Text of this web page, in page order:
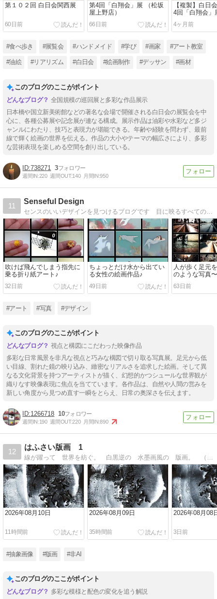
第１０２回 白日会関西展
60日前
第4回「白翔会」展 （松坂
屋上野店）
66日前
【複製】白日
4回「白翔会」
4ヶ月前
#食べ歩き #展覧会 #ハンドメイド #学び #画家 #アート教室
#油絵 #リアリズム #白日会 #絵画制作 #デッサン #画材
このブログのここがポイント
全国規模の巡回展と多彩な作品展示
日本橋や国立新美術館などの著名な会場で開催される白日会の展覧会を中
心に、各種公募展や記念展が連なる構成。展示作品は油彩や水彩など多ジ
ャンルにわたり、技巧と表現力が堪能できる。年齢や経験を問わず、最前
線で輝く絵画の世界を伝える。作品の大小やテーマの幅広さにより、多彩
な芸術表現を楽しめる空間を創り出している。
738271 3
週間IN:220 週間OUT:140 月間IN:950
11
Senseful Design
センスのいいデザインを見つけるブログです 目に映るすべてのものが素敵で楽しく、心躍るような毎日を送りたいあなたに！
吹けば飛んでしまう指先に
乗る折り紙アート♪
32日前
ちょっとだけ水から出てい
る女性の絵画作品♪
49日前
人が歩く足元
のような写真
63日前
#アート #写真 #デザイン
このブログのここがポイント
視点と構図にこだわった映像作品
多彩な日常風景を非凡な視点と巧みな構図で切り取る写真展。足元から低
い目線、割れた鏡の映り込み、緻密なリアルさを追求した絵画。そして異
なる文化背景を持つアーティストが描く、幻想的かつシュールな世界観が
織りなす映像表現に焦点を当てています。各作品は、自然や人間の営みを
新しい角度から見つめ直す一瞬をとらえ、日常の奥深さを伝えます。
1266718 10
週間IN:190 週間OUT:220 月間IN:890
12
はふさい版画 1
線が躍って 世界を紡ぐ。 白黒逆の 水墨画風の 版画。 （１／ｆ） に ゆらいでいたら おなぐさみ。
2026年08月10日
11時間前
2026年08月09日
35時間前
2026年08月08
3日前
#抽象画像 #版画 #非AI
このブログのここがポイント
多彩な模様と配色の変化を追う解説